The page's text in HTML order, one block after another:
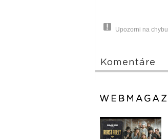
Upozorni na chybu
Komentáre